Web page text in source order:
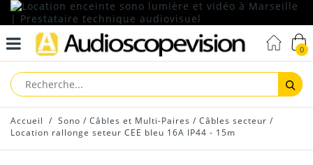
0
Accueil / Sono / Câbles et Multi-Paires / Câbles secteur /
Location rallonge seteur CEE bleu 16A IP44 - 15m